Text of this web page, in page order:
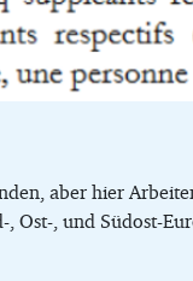
aber hier
Ost-, und Südost-